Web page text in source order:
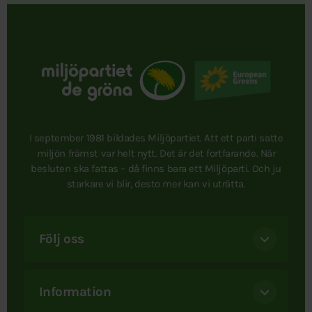
I september 1981 bildades Miljöpartiet. Att ett parti satte
miljön främst var helt nytt. Det är det fortfarande. När
besluten ska fattas – då finns bara ett Miljöparti. Och ju
starkare vi blir, desto mer kan vi uträtta.
Följ oss
Information